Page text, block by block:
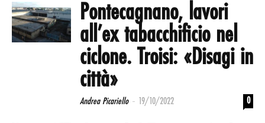
Pontecagnano, lavori
all’ex tabacchificio nel
ciclone. Troisi: «Disagi in
città»
Andrea Picariello - 19/10/2022 0